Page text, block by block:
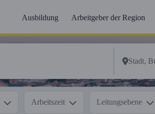
Ausbildung Arbeitgeber der Region
Arbeitszeit Leitungsebene